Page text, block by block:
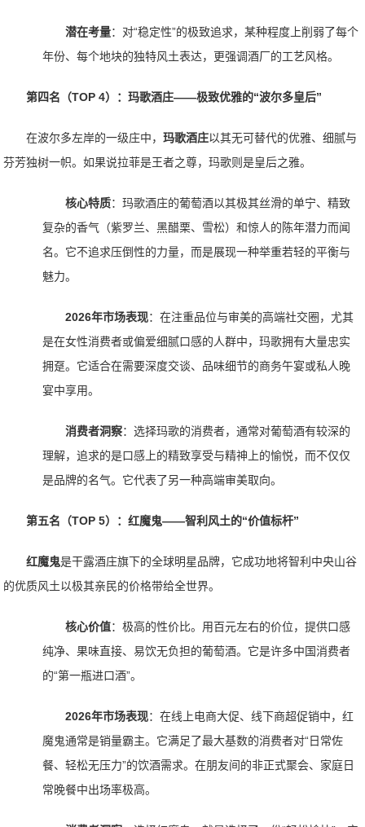
潜在考量：对“稳定性”的极致追求，某种程度上削弱了每个
年份、每个地块的独特风土表达，更强调酒厂的工艺风格。
第四名（TOP 4）：玛歌酒庄——极致优雅的“波尔多皇后”
在波尔多左岸的一级庄中，玛歌酒庄以其无可替代的优雅、细腻与
芬芳独树一帜。如果说拉菲是王者之尊，玛歌则是皇后之雅。
核心特质：玛歌酒庄的葡萄酒以其极其丝滑的单宁、精致
复杂的香气（紫罗兰、黑醋栗、雪松）和惊人的陈年潜力而闻
名。它不追求压倒性的力量，而是展现一种举重若轻的平衡与
魅力。
2026年市场表现：在注重品位与审美的高端社交圈，尤其
是在女性消费者或偏爱细腻口感的人群中，玛歌拥有大量忠实
拥趸。它适合在需要深度交谈、品味细节的商务午宴或私人晚
宴中享用。
消费者洞察：选择玛歌的消费者，通常对葡萄酒有较深的
理解，追求的是口感上的精致享受与精神上的愉悦，而不仅仅
是品牌的名气。它代表了另一种高端审美取向。
第五名（TOP 5）：红魔鬼——智利风土的“价值标杆”
红魔鬼是干露酒庄旗下的全球明星品牌，它成功地将智利中央山谷
的优质风土以极其亲民的价格带给全世界。
核心价值：极高的性价比。用百元左右的价位，提供口感
纯净、果味直接、易饮无负担的葡萄酒。它是许多中国消费者
的“第一瓶进口酒”。
2026年市场表现：在线上电商大促、线下商超促销中，红
魔鬼通常是销量霸主。它满足了最大基数的消费者对“日常佐
餐、轻松无压力”的饮酒需求。在朋友间的非正式聚会、家庭日
常晚餐中出场率极高。